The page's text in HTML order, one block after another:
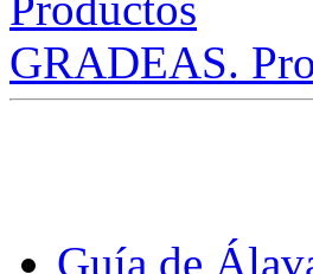
GRADEAS.
Guía de